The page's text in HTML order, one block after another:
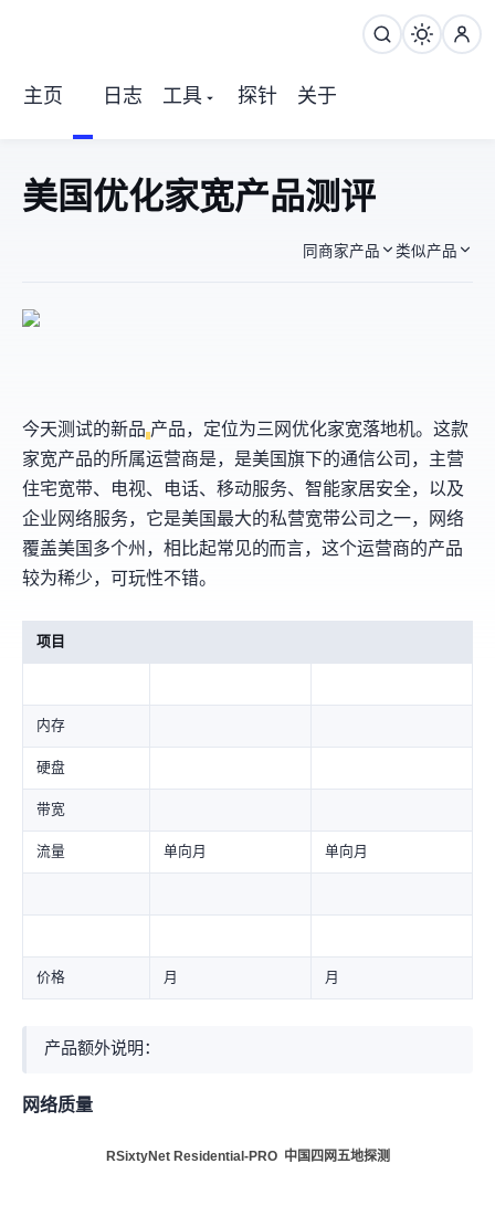
主页 日志 工具 探针 关于
Sixtynet 美国优化家宽产品 测评
同商家产品 类似产品
今天测试Sixtynet的新品 产品，定位为三网9929优化+家宽落地机。这款
家宽产品的所属运营商是，Cox是美国Cox Enterprises旗下的通信公司，主营
住宅宽带、电视、电话、移动服务、智能家居安全，以及
企业网络服务，它是美国最大的私营宽带公司之一，网络
覆盖美国 30 多个州，相比起常见的AT&T/Frontier而言，这个运营商的产品
较为稀少，可玩性不错。
项目
内存
硬盘
带宽
流量 5TB(单向)/月 10TB(单向)/月
价格 $35.00 USD/月 $55.00 USD/月
产品额外说明：Maximum security – rejects all external probes and scans, resulting in greater stability. Access is restricted unless configured; only whitelisted or port-forwarded devices can access it.
网络质量